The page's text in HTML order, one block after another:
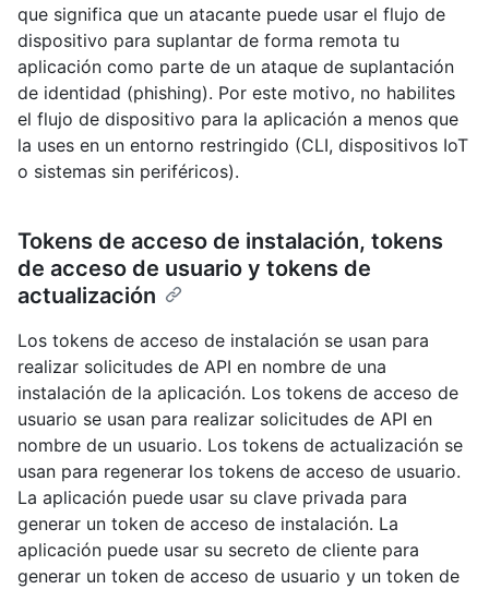
que significa que un atacante puede usar el flujo de
dispositivo para suplantar de forma remota tu
aplicación como parte de un ataque de suplantación
de identidad (phishing). Por este motivo, no habilites
el flujo de dispositivo para la aplicación a menos que
la uses en un entorno restringido (CLI, dispositivos IoT
o sistemas sin periféricos).
Tokens de acceso de instalación, tokens
de acceso de usuario y tokens de
actualización
Los tokens de acceso de instalación se usan para
realizar solicitudes de API en nombre de una
instalación de la aplicación. Los tokens de acceso de
usuario se usan para realizar solicitudes de API en
nombre de un usuario. Los tokens de actualización se
usan para regenerar los tokens de acceso de usuario.
La aplicación puede usar su clave privada para
generar un token de acceso de instalación. La
aplicación puede usar su secreto de cliente para
generar un token de acceso de usuario y un token de